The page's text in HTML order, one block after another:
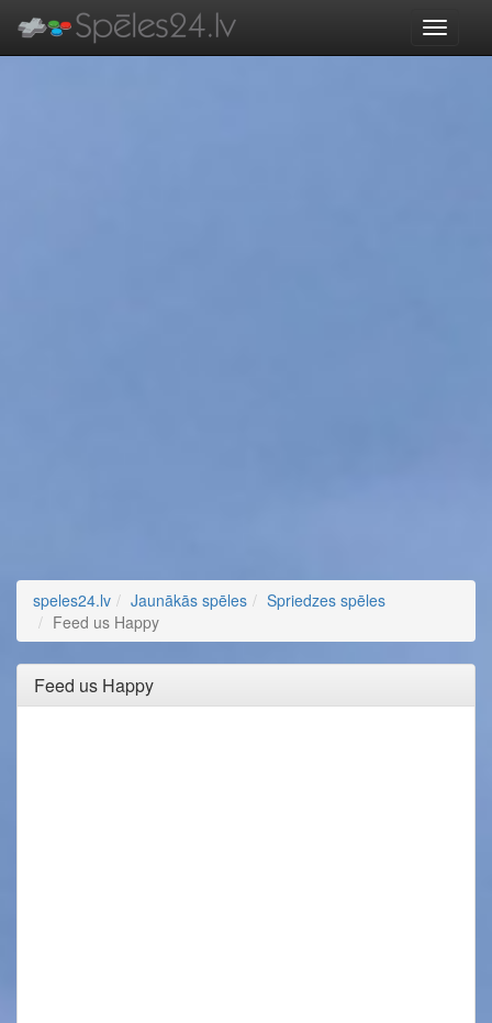
speles24.lv Jaunākās spēles
Spriedzes spēles
Feed us Happy
Feed us Happy